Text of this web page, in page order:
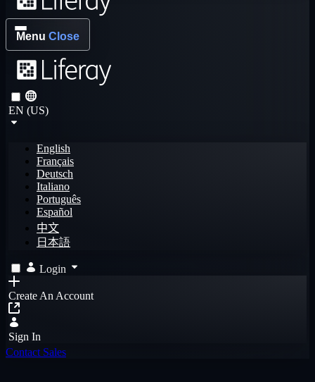
Menu Close
EN (US)
English
Français
Deutsch
Italiano
Português
Español
中文
日本語
Login
Create An Account
Sign In
Contact Sales